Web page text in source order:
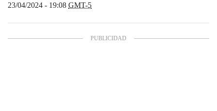
23/04/2024 - 19:08 GMT-5